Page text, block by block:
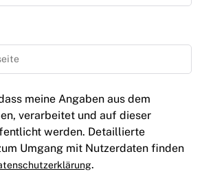
meine Angaben aus dem
verarbeitet und auf dieser
werden. Detaillierte
Umgang mit Nutzerdaten finden
.